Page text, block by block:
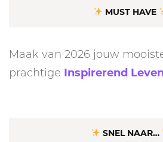
MUST HAVE
Maak van 2026 jouw
prachtige Inspirerend
SNEL NAAR…